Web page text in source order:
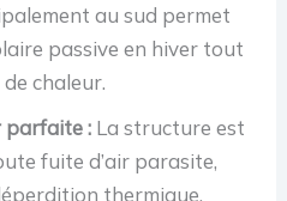
au sud permet
passive en hiver tout
chaleur.
parfaite : La structure est
fuite d’air parasite,
thermique.